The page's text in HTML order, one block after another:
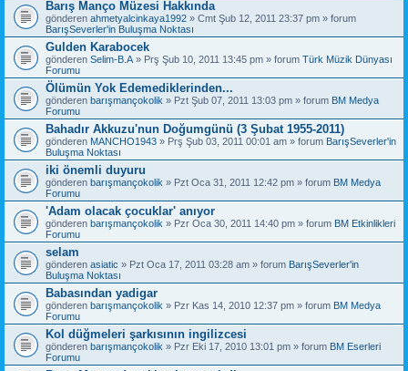
Barış Manço Müzesi Hakkında
gönderen ahmetyalcinkaya1992 » Cmt Şub 12, 2011 23:37 pm » forum
BarışSeverler'in Buluşma Noktası
Gulden Karabocek
gönderen Selim-B.A » Prş Şub 10, 2011 13:45 pm » forum Türk Müzik Dünyası
Forumu
Ölümün Yok Edemediklerinden...
gönderen barışmançokolik » Pzt Şub 07, 2011 13:03 pm » forum BM Medya
Forumu
Bahadır Akkuzu'nun Doğumgünü (3 Şubat 1955-2011)
gönderen MANCHO1943 » Prş Şub 03, 2011 00:01 am » forum BarışSeverler'in
Buluşma Noktası
iki önemli duyuru
gönderen barışmançokolik » Pzt Oca 31, 2011 12:42 pm » forum BM Medya
Forumu
'Adam olacak çocuklar' anıyor
gönderen barışmançokolik » Pzr Oca 30, 2011 14:40 pm » forum BM Etkinlikleri
Forumu
selam
gönderen asiatic » Pzt Oca 17, 2011 03:28 am » forum BarışSeverler'in
Buluşma Noktası
Babasından yadigar
gönderen barışmançokolik » Pzr Kas 14, 2010 12:37 pm » forum BM Medya
Forumu
Kol düğmeleri şarkısının ingilizcesi
gönderen barışmançokolik » Pzr Eki 17, 2010 13:01 pm » forum BM Eserleri
Forumu